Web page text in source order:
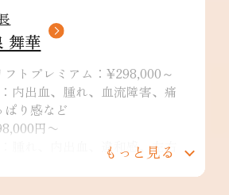
舞華
フトプレミアム：¥298,000～
内出血、腫れ、血流障害、痛
り感など
円〜
腫れ、内出血、違和感、左右
もっと見る